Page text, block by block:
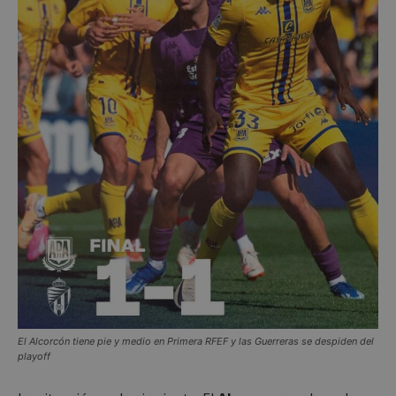
El Alcorcón tiene pie y medio en Primera RFEF y las Guerreras se despiden del
playoff